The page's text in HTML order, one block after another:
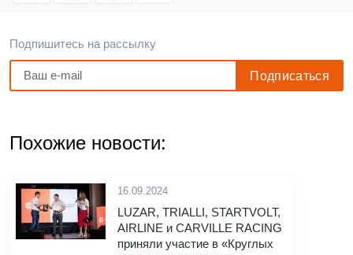
Подпишитесь на рассылку
Похожие новости:
16.09.2024
LUZAR, TRIALLI, STARTVOLT,
AIRLINE и CARVILLE RACING
приняли участие в «Круглых